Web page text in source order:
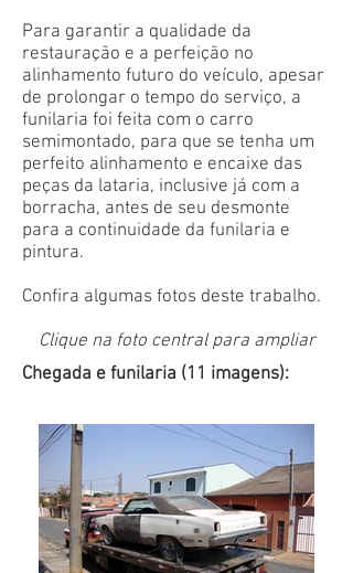
Para garantir a qualidade da
restauração e a perfeição no
alinhamento futuro do veículo, apesar
de prolongar o tempo do serviço, a
funilaria foi feita com o carro
semimontado, para que se tenha um
perfeito alinhamento e encaixe das
peças da lataria, inclusive já com a
borracha, antes de seu desmonte
para a continuidade da funilaria e
pintura.
Confira algumas fotos deste trabalho.
Clique na foto central para ampliar
Chegada e funilaria (11 imagens):